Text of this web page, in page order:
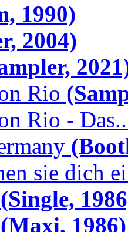
1990)
2004)
Rio
Rio -
sie dich
(Single,
(Maxi, 1986)